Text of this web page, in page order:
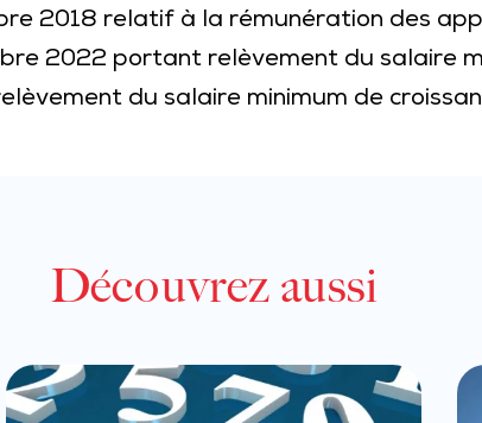
2018 relatif à la rémunération des
2022 portant relèvement du salaire
du salaire minimum de
Découvrez aussi